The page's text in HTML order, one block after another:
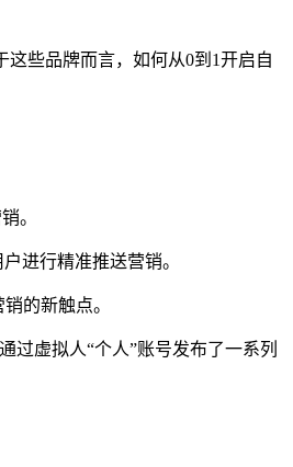
些品牌而言，如何从0到1开启自
。
进行精准推送营销。
的新触点。
过虚拟人“个人”账号发布了一系列